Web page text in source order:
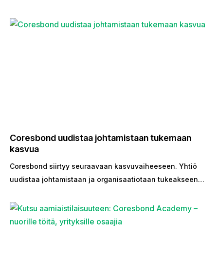
Coresbond uudistaa johtamistaan tukemaan
kasvua
Coresbond siirtyy seuraavaan kasvuvaiheeseen. Yhtiö
uudistaa johtamistaan ja organisaatiotaan tukeakseen…